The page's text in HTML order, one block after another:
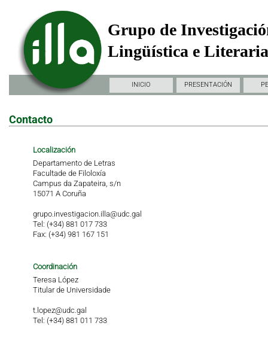
Grupo de
Lingüística e
INICIO PRESENTACIÓN
Contacto
Localización
Departamento de Letras
Facultade de Filoloxía
Campus da Zapateira, s/n
15071 A Coruña
grupo.investigacion.illa@udc.gal
Tel: (+34) 881 017 733
Fax: (+34) 981 167 151
Coordinación
Teresa López
Titular de Universidade
t.lopez@udc.gal
Tel: (+34) 881 011 733